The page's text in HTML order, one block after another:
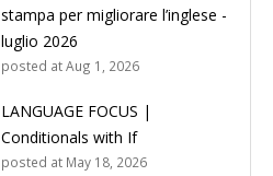
stampa per migliorare l’inglese -
luglio 2026
posted atAug 1, 2026
LANGUAGE FOCUS |
Conditionals with If
posted at May 18, 2026